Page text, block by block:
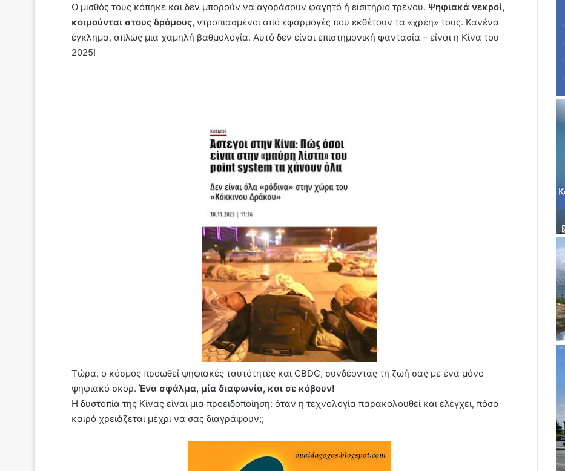
Ο μισθός τους κόπηκε και δεν μπορούν να αγοράσουν φαγητό ή εισιτήριο τρένου. Ψηφιακά νεκροί,
κοιμούνται στους δρόμους, ντροπιασμένοι από εφαρμογές που εκθέτουν τα «χρέη» τους. Κανένα
έγκλημα, απλώς μια χαμηλή βαθμολογία. Αυτό δεν είναι επιστημονική φαντασία – είναι η Κίνα του
2025!
Τώρα, ο κόσμος προωθεί ψηφιακές ταυτότητες και CBDC, συνδέοντας τη ζωή σας με ένα μόνο
ψηφιακό σκορ. Ένα σφάλμα, μία διαφωνία, και σε κόβουν!
Η δυστοπία της Κίνας είναι μια προειδοποίηση: όταν η τεχνολογία παρακολουθεί και ελέγχει, πόσο
καιρό χρειάζεται μέχρι να σας διαγράψουν;;